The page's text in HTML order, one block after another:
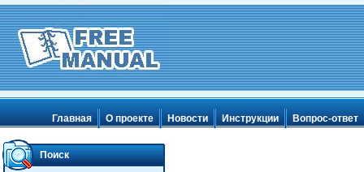
Главная О проекте Новости Инструкции Вопрос-ответ
Поиск